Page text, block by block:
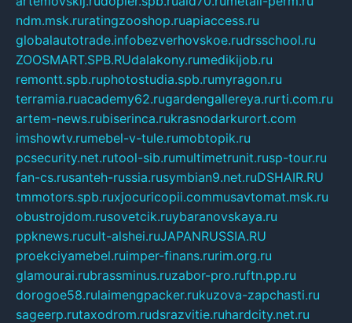
ndm.msk.ruratingzooshop.ruapiaccess.ru
globalautotrade.infobezverhovskoe.rudrsschool.ru
ZOOSMART.SPB.RUdalakony.rumedikijob.ru
remontt.spb.ruphotostudia.spb.rumyragon.ru
terramia.ruacademy62.rugardengallereya.rurti.com.ru
artem-news.rubiserinca.rukrasnodarkurort.com
imshowtv.rumebel-v-tule.rumobtopik.ru
pcsecurity.net.rutool-sib.rumultimetrunit.rusp-tour.ru
fan-cs.rusanteh-russia.rusymbian9.net.ruDSHAIR.RU
tmmotors.spb.ruxjocuricopii.commusavtomat.msk.ru
obustrojdom.rusovetcik.ruybaranovskaya.ru
ppknews.rucult-alshei.ruJAPANRUSSIA.RU
proekciyamebel.ruimper-finans.rurim.org.ru
glamourai.rubrassminus.ruzabor-pro.ruftn.pp.ru
dorogoe58.rulaimengpacker.rukuzova-zapchasti.ru
sageerp.rutaxodrom.rudsrazvitie.ruhardcity.net.ru